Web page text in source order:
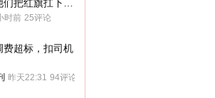
把红旗扛下去
时前 25评论
费超标，扣司机
昨天22:31 94评论